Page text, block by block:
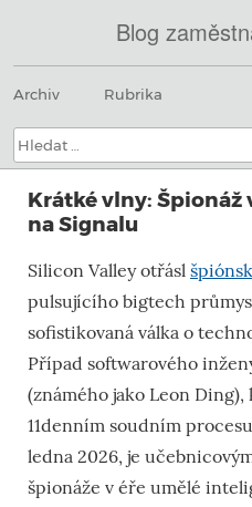
Blog
@
IN
SOA
nic.cz.
Menu
na
Archiv Rubrika
Hledat:
Krátké vlny: Špionáž
na Signalu
Silicon Valley otřásl
pulsujícího bigtech
sofistikovaná válka o
Případ softwarového
(známého jako Leon
11denním soudním procesu
ledna 2026, je
špionáže v éře umělé